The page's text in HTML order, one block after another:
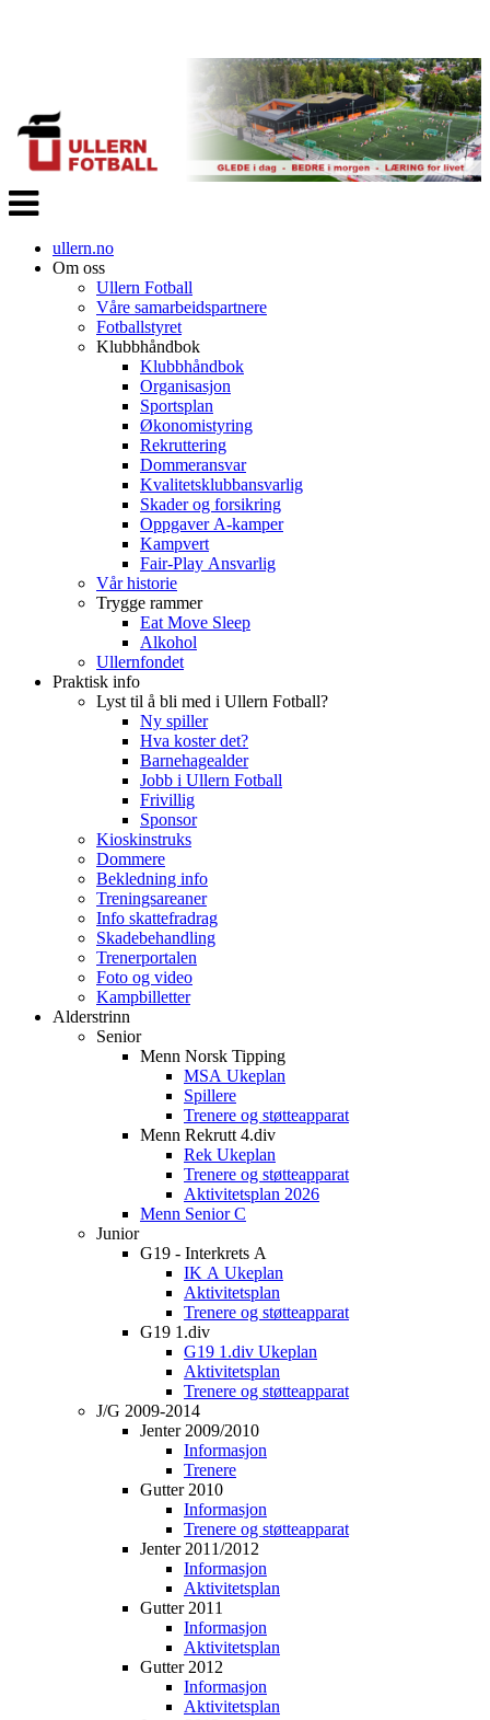
Veksle
navigasjon
ullern.no
Om oss
Ullern Fotball
Våre samarbeidspartnere
Fotballstyret
Klubbhåndbok
Klubbhåndbok
Organisasjon
Sportsplan
Økonomistyring
Rekruttering
Dommeransvar
Kvalitetsklubbansvarlig
Skader og forsikring
Oppgaver A-kamper
Kampvert
Fair-Play Ansvarlig
Vår historie
Trygge rammer
Eat Move Sleep
Alkohol
Ullernfondet
Praktisk info
Lyst til å bli med i Ullern Fotball?
Ny spiller
Hva koster det?
Barnehagealder
Jobb i Ullern Fotball
Frivillig
Sponsor
Kioskinstruks
Dommere
Bekledning info
Treningsareaner
Info skattefradrag
Skadebehandling
Trenerportalen
Foto og video
Kampbilletter
Alderstrinn
Senior
Menn Norsk Tipping
MSA Ukeplan
Spillere
Trenere og støtteapparat
Menn Rekrutt 4.div
Rek Ukeplan
Trenere og støtteapparat
Aktivitetsplan 2026
Menn Senior C
Junior
G19 - Interkrets A
IK A Ukeplan
Aktivitetsplan
Trenere og støtteapparat
G19 1.div
G19 1.div Ukeplan
Aktivitetsplan
Trenere og støtteapparat
J/G 2009-2014
Jenter 2009/2010
Informasjon
Trenere
Gutter 2010
Informasjon
Trenere og støtteapparat
Jenter 2011/2012
Informasjon
Aktivitetsplan
Gutter 2011
Informasjon
Aktivitetsplan
Gutter 2012
Informasjon
Aktivitetsplan